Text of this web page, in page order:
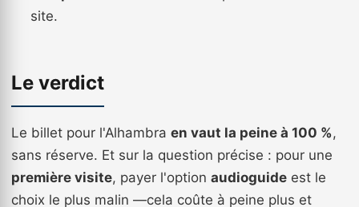
site.
Le verdict
Le billet pour l'Alhambra en vaut la peine à 100 %,
sans réserve. Et sur la question précise : pour une
première visite, payer l'option audioguide est le
choix le plus malin —cela coûte à peine plus et